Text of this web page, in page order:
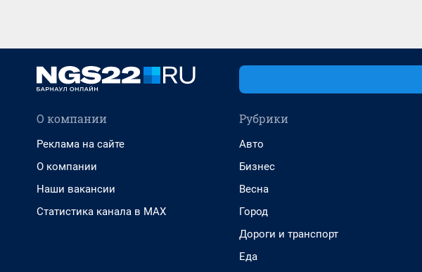
О компании
Реклама на сайте
О компании
Наши вакансии
Статистика канала в MAX
Рубрики
Авто
Бизнес
Весна
Город
Дороги и транспорт
Еда